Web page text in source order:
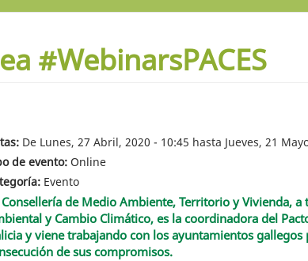
#WebinarsPACES
De Lunes, 27 Abril, 2020 - 10:45 hasta Jueves, 21
de evento: Online
Evento
Consellería de Medio Ambiente, Territorio y Vivienda,
y Cambio Climático, es la coordinadora del
y viene trabajando con los ayuntamientos
de sus compromisos.